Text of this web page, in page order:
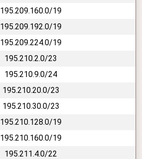
195.209.160.0/19
195.209.192.0/19
195.209.224.0/19
195.210.2.0/23
195.210.9.0/24
195.210.20.0/23
195.210.30.0/23
195.210.128.0/19
195.210.160.0/19
195.211.4.0/22